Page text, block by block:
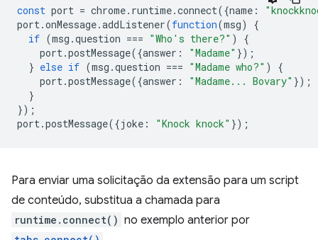
const port = chrome. runtime.connect({name :
port.onMessage.addListener(function(msg)
{
if (msg .question === "Who's there?" )
{
port.postMessage({answer : "Madame" });
} else if (msg .question === "Madame who?" )
{
port.postMessage({answer : "Madame... Bovary" });
}
});
port.postMessage({joke : "Knock knock" });
Para enviar uma solicitação da extensão para um script
de conteúdo, substitua a chamada para
runtime.connect() no exemplo anterior por